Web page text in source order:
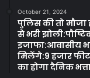
October 21, 2024
पुलिस की तो मौजा
से भरी
इजाफा:आवासीय
मिलेंगे:9 हजार
का होगा दैनिक